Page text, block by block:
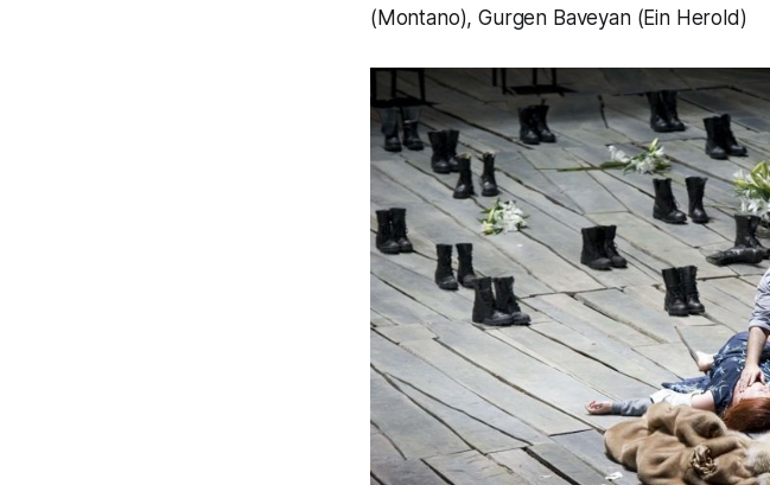
(Montano), Gurgen Baveyan (Ein Herold)